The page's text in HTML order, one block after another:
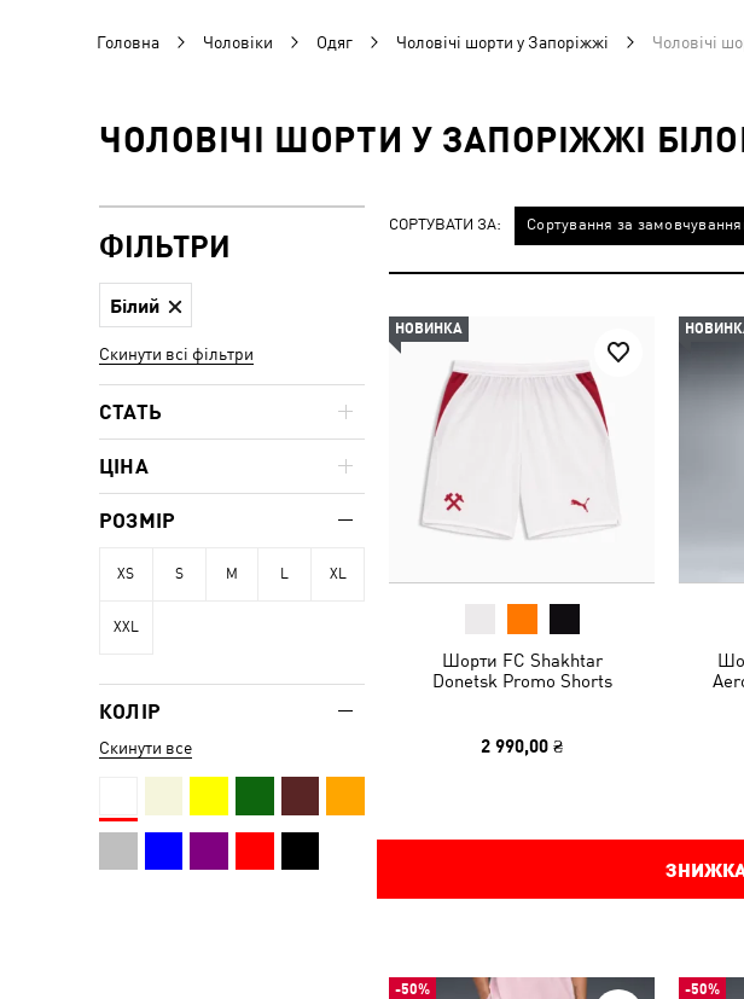
Головна Чоловіки Одяг Чоловічі шорти у Запоріжжі Чоловічі
ЧОЛОВІЧІ ШОРТИ У ЗАПОРІЖЖІ
СОРТУВАТИ ЗА: Сортування за
НОВИНКА
Шорти FC Shakhtar
Donetsk Promo Shorts
2 990,00 ₴
-50% -50%
ФІЛЬТРИ
Білий
Скинути всі фільтри
СТАТЬ
ЦІНА
РОЗМІР
XS S M L XL
XXL
КОЛІР
Скинути все